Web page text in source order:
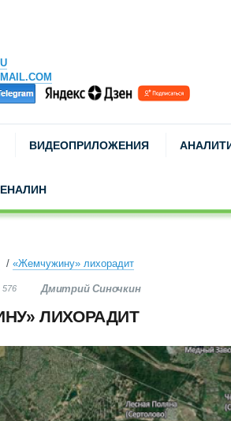
ВИДЕОПРИЛОЖЕНИЯ
«Жемчужину» лихорадит
576 Дмитрий Синочкин
ЛИХОРАДИТ